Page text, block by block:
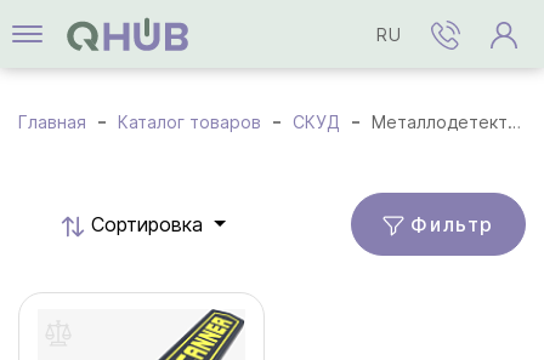
RU
Главная Каталог товаров СКУД Металлодетекторы
Cортировка Фильтр